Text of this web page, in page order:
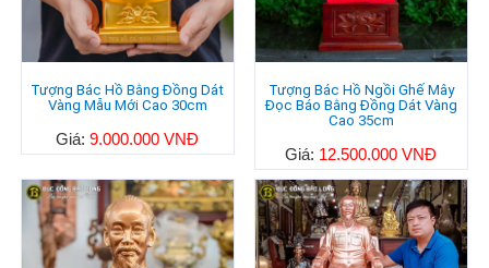
Tượng Bác Hồ Bằng Đồng Dát
Vàng Mẫu Mới Cao 30cm
Giá:9.000.000 VNĐ
Tượng Bác Hồ Ngồi Ghế Mây
Đọc Báo Bằng Đồng Dát Vàng
Cao 35cm
Giá: 12.500.000 VNĐ